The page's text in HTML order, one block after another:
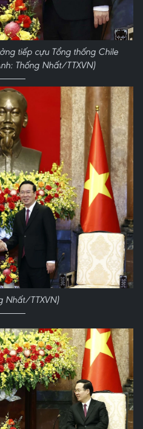
tiếp cựu Tổng thống Chile
Thống Nhất/TTXVN)
Nhất/TTXVN)